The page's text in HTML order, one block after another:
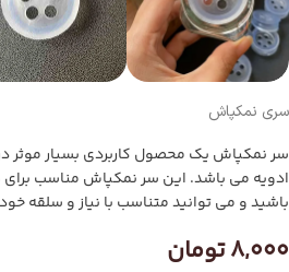
سری نمکپاش
سر نمکپاش یک محصول کاربردی بسیار موثر
ادویه می باشد. این سر نمکپاش مناسب برای
باشید و می توانید متناسب با نیاز و سلقه
8,000تومان